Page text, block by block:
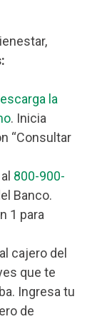
la
. Inicia
“Consultar
800-900-
Banco.
1 para
cajero del
que te
Ingresa tu
de